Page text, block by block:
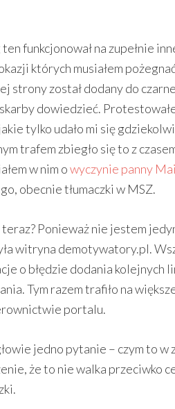
funkcjonował na zupełnie
których musiałem
strony został dodany do
skarby dowiedzieć.
tylko udało mi się
trafem zbiegło się to z
w nim owyczynie panny
obecnie tłumaczki w MSZ.
Ponieważ nie jestem
witryna demotywatory.pl.
o błędzie dodania kolejnych
Tym razem trafiło na
portalu.
jedno pytanie – czym to w
że to nie walka przeciwko